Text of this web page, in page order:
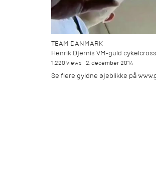
TEAM DANMARK
Henrik Djernis VM-guld
1.220 views 2. december 2014
Se flere gyldne øjeblikke på